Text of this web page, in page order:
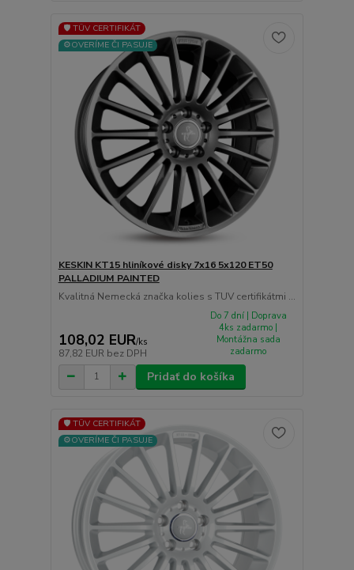
🛡️ TÜV CERTIFIKÁT
⚙️OVERÍME ČI PASUJE
KESKIN KT15 hliníkové disky 7x16 5x120 ET50
PALLADIUM PAINTED
Kvalitná Nemecká značka kolies s TUV certifikátmi ...
108,02 EUR/ks
87,82 EUR bez DPH
Do 7 dní | Doprava
4ks zadarmo |
Montážna sada
zadarmo
Pridať do košíka
🛡️ TÜV CERTIFIKÁT
⚙️OVERÍME ČI PASUJE